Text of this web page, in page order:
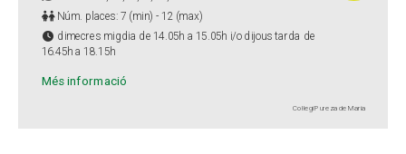
Núm. places: 7 (min) - 12 (max)
dimecres migdia de 14.05h a 15.05h i/o dijous tarda de
16.45h a 18.15h
Més informació
Col·legi Pureza de María